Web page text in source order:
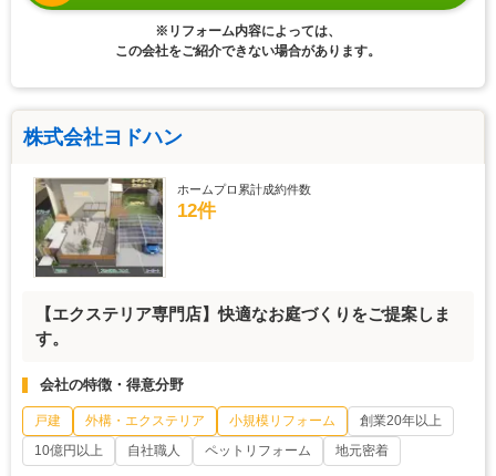
※リフォーム内容によっては、
この会社をご紹介できない場合があります。
株式会社ヨドハン
ホームプロ累計成約件数
12件
【エクステリア専門店】快適なお庭づくりをご提案しま
す。
会社の特徴・得意分野
戸建 外構・エクステリア 小規模リフォーム
創業20年以上
10億円以上
自社職人 ペットリフォーム 地元密着